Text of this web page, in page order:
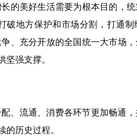
的美好生活需要为根本目的，
破地方保护和市场分割，打通
、充分开放的全国统一大市场
强支撑。
流通、消费各环节更加畅通，
历史过程。